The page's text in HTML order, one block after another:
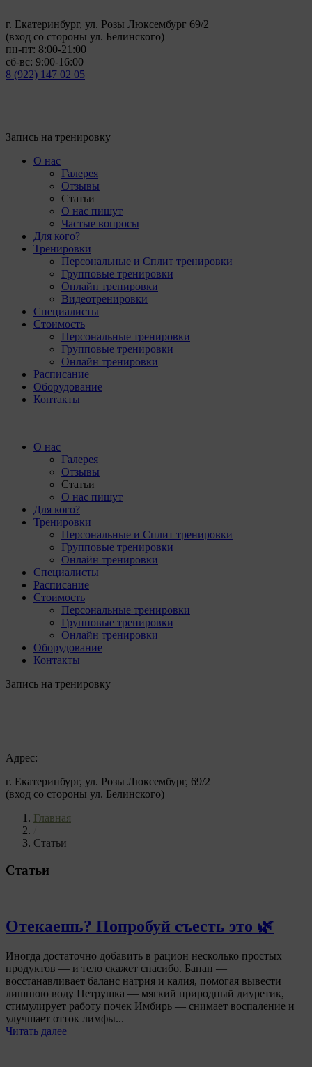
г. Екатеринбург, ул. Розы Люксембург 69/2
(вход со стороны ул. Белинского)
пн-пт: 8:00-21:00
сб-вс: 9:00-16:00
8 (922) 147 02 05
Запись на тренировку
О нас
Галерея
Отзывы
Статьи
О нас пишут
Частые вопросы
Для кого?
Тренировки
Персональные и Сплит тренировки
Групповые тренировки
Онлайн тренировки
Видеотренировки
Специалисты
Стоимость
Персональные тренировки
Групповые тренировки
Онлайн тренировки
Расписание
Оборудование
Контакты
О нас
Галерея
Отзывы
Статьи
О нас пишут
Для кого?
Тренировки
Персональные и Сплит тренировки
Групповые тренировки
Онлайн тренировки
Специалисты
Расписание
Стоимость
Персональные тренировки
Групповые тренировки
Онлайн тренировки
Оборудование
Контакты
Запись на тренировку
Адрес:
г. Екатеринбург, ул. Розы Люксембург, 69/2
(вход со стороны ул. Белинского)
Главная
Статьи
Статьи
Отекаешь? Попробуй съесть это 🌿
Иногда достаточно добавить в рацион несколько простых
продуктов — и тело скажет спасибо. Банан —
восстанавливает баланс натрия и калия, помогая вывести
лишнюю воду Петрушка — мягкий природный диуретик,
стимулирует работу почек Имбирь — снимает воспаление и
улучшает отток лимфы...
Читать далее